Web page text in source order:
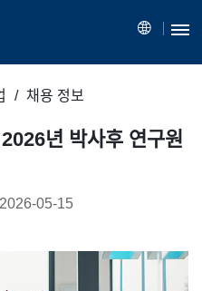
채용 정보
년 박사후 연구원
2026-05-15